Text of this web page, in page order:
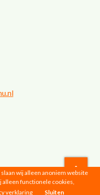
Privacyverklaring
wij alleen anoniem website
alleen functionele cookies,
verklaring Sluiten